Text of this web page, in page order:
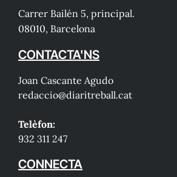
Carrer Bailén 5, principal.
08010, Barcelona
CONTACTA'NS
Joan Cascante Agudo
redaccio@diaritreball.cat
Telèfon:
932 311 247
CONNECTA